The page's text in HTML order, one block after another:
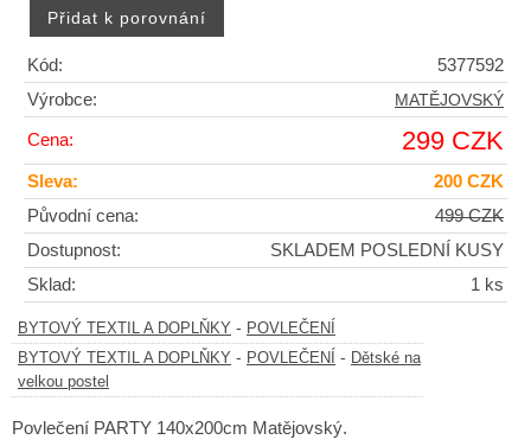
Kód:
5377592
Výrobce:
MATĚJOVSKÝ
Cena: 299 CZK
Sleva:
200 CZK
Původní cena:
499 CZK
Dostupnost:
SKLADEM POSLEDNÍ KUSY
Sklad:
1 ks
BYTOVÝ TEXTIL A DOPLŇKY - POVLEČENÍ
BYTOVÝ TEXTIL A DOPLŇKY - POVLEČENÍ - Dětské na
velkou postel
Povlečení PARTY 140x200cm Matějovský.